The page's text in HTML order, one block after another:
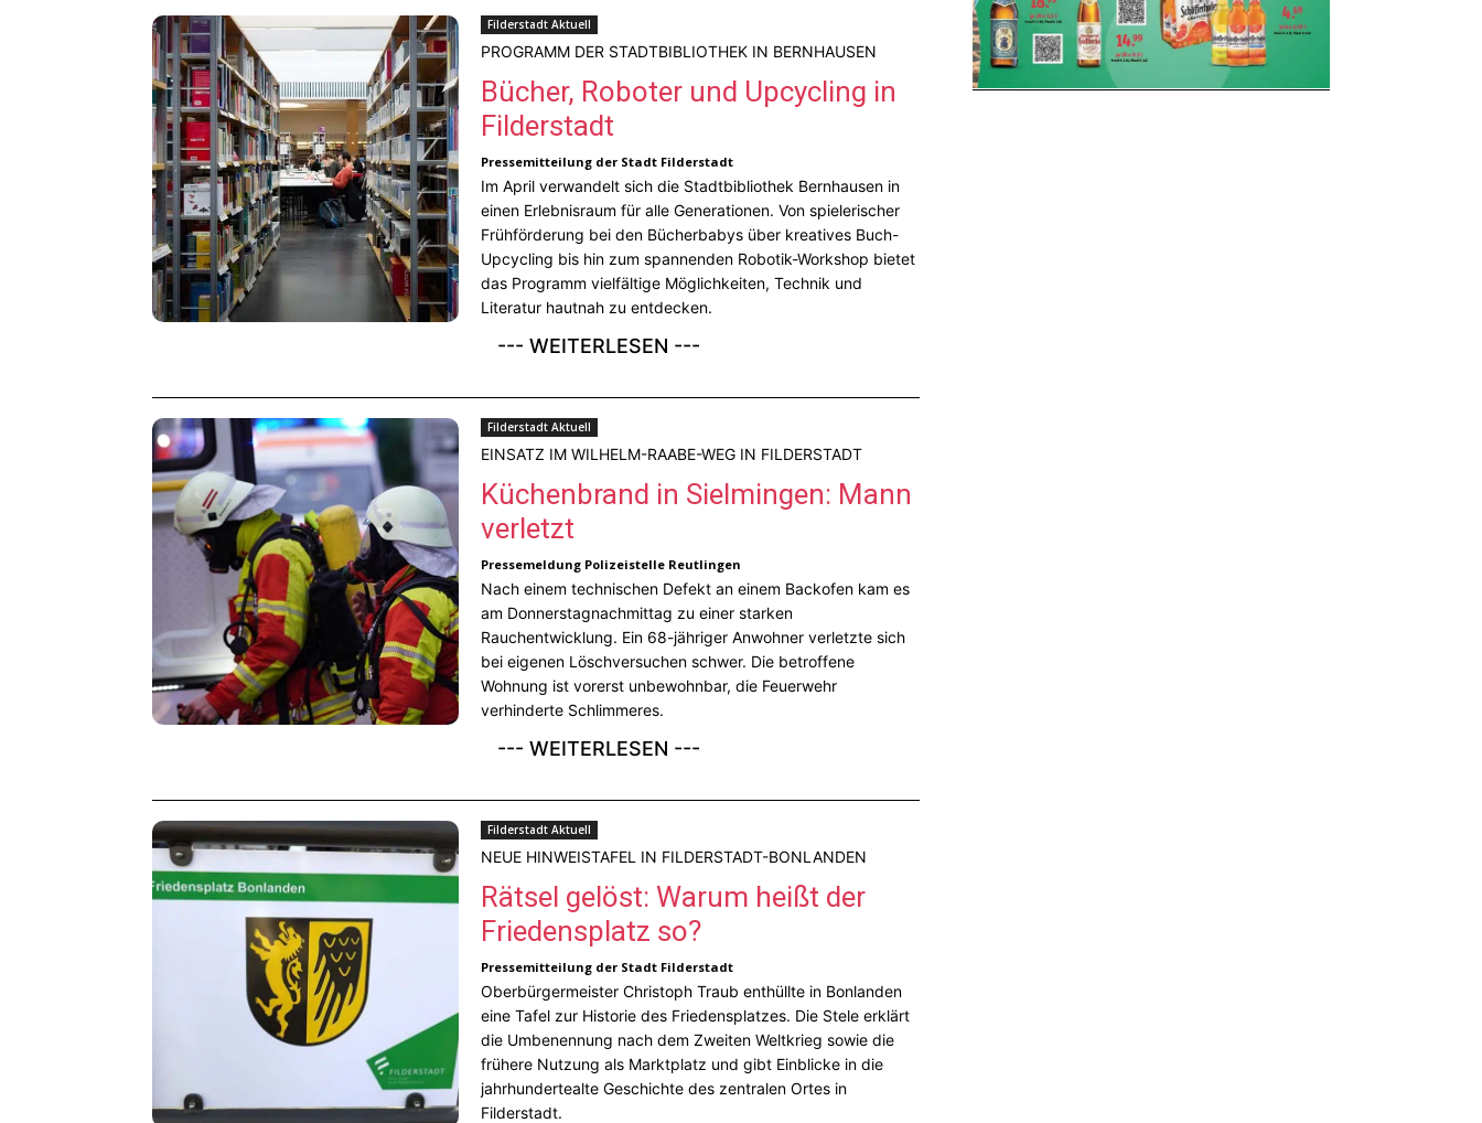
Filderstadt Aktuell
PROGRAMM DER STADTBIBLIOTHEK IN BERNHAUSEN
Bücher, Roboter und Upcycling in
Filderstadt
Pressemitteilung der Stadt Filderstadt
Im April verwandelt sich die Stadtbibliothek Bernhausen in
einen Erlebnisraum für alle Generationen. Von spielerischer
Frühförderung bei den Bücherbabys über kreatives Buch-
Upcycling bis hin zum spannenden Robotik-Workshop bietet
das Programm vielfältige Möglichkeiten, Technik und
Literatur hautnah zu entdecken.
--- WEITERLESEN ---
Filderstadt Aktuell
EINSATZ IM WILHELM-RAABE-WEG IN FILDERSTADT
Küchenbrand in Sielmingen: Mann
verletzt
Pressemeldung Polizeistelle Reutlingen
Nach einem technischen Defekt an einem Backofen kam es
am Donnerstagnachmittag zu einer starken
Rauchentwicklung. Ein 68-jähriger Anwohner verletzte sich
bei eigenen Löschversuchen schwer. Die betroffene
Wohnung ist vorerst unbewohnbar, die Feuerwehr
verhinderte Schlimmeres.
--- WEITERLESEN ---
Filderstadt Aktuell
NEUE HINWEISTAFEL IN FILDERSTADT-BONLANDEN
Rätsel gelöst: Warum heißt der
Friedensplatz so?
Pressemitteilung der Stadt Filderstadt
Oberbürgermeister Christoph Traub enthüllte in Bonlanden
eine Tafel zur Historie des Friedensplatzes. Die Stele erklärt
die Umbenennung nach dem Zweiten Weltkrieg sowie die
frühere Nutzung als Marktplatz und gibt Einblicke in die
jahrhundertealte Geschichte des zentralen Ortes in
Filderstadt.